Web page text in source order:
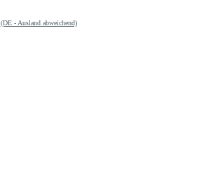
(DE - Ausland abweichend)